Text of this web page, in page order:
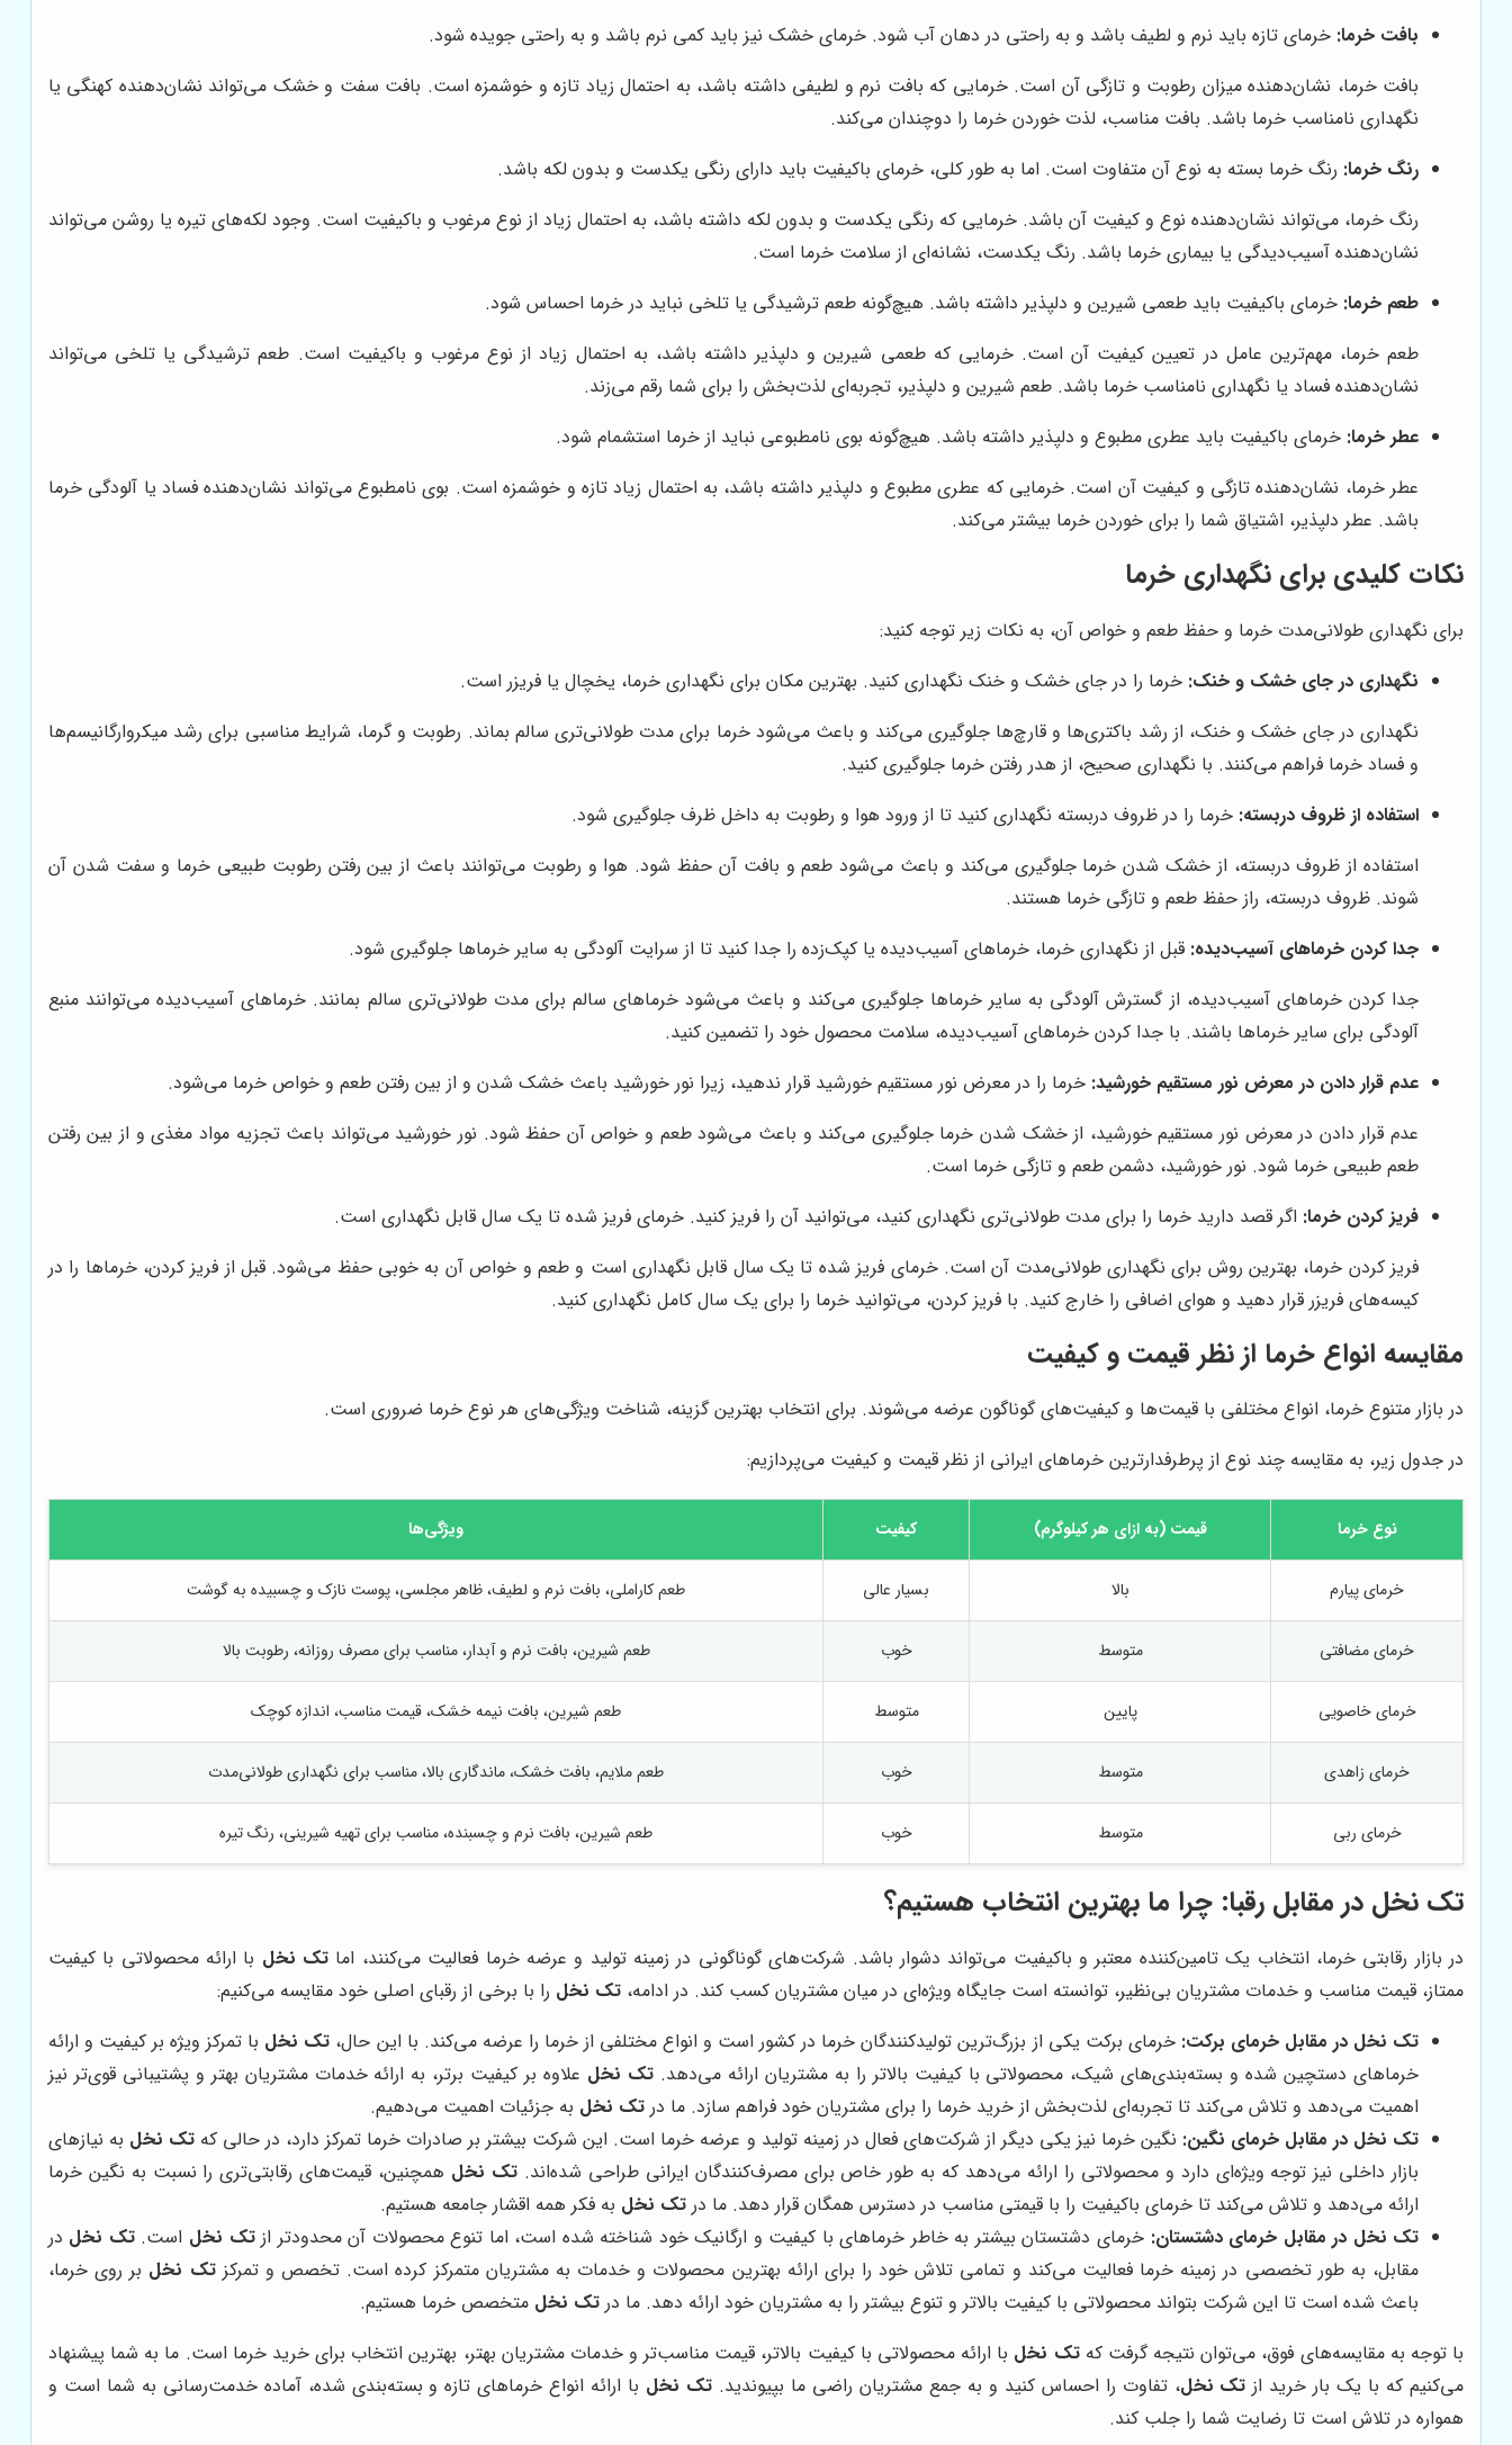
بافت خرما: خرمای تازه باید نرم و لطیف باشد و به راحتی در دهان آب شود. خرمای خشک نیز باید کمی نرم باشد و به راحتی جویده شود.
بافت خرما، نشان‌دهنده میزان رطوبت و تازگی آن است. خرمایی که بافت نرم و لطیفی داشته باشد، به احتمال زیاد تازه و خوشمزه است. بافت سفت و خشک می‌تواند نشان‌دهنده کهنگی یا
نگهداری نامناسب خرما باشد. بافت مناسب، لذت خوردن خرما را دوچندان می‌کند.
رنگ خرما: رنگ خرما بسته به نوع آن متفاوت است. اما به طور کلی، خرمای باکیفیت باید دارای رنگی یکدست و بدون لکه باشد.
رنگ خرما، می‌تواند نشان‌دهنده نوع و کیفیت آن باشد. خرمایی که رنگی یکدست و بدون لکه داشته باشد، به احتمال زیاد از نوع مرغوب و باکیفیت است. وجود لکه‌های تیره یا روشن می‌تواند
نشان‌دهنده آسیب‌دیدگی یا بیماری خرما باشد. رنگ یکدست، نشانه‌ای از سلامت خرما است.
طعم خرما: خرمای باکیفیت باید طعمی شیرین و دلپذیر داشته باشد. هیچ‌گونه طعم ترشیدگی یا تلخی نباید در خرما احساس شود.
طعم خرما، مهم‌ترین عامل در تعیین کیفیت آن است. خرمایی که طعمی شیرین و دلپذیر داشته باشد، به احتمال زیاد از نوع مرغوب و باکیفیت است. طعم ترشیدگی یا تلخی می‌تواند
نشان‌دهنده فساد یا نگهداری نامناسب خرما باشد. طعم شیرین و دلپذیر، تجربه‌ای لذت‌بخش را برای شما رقم می‌زند.
عطر خرما: خرمای باکیفیت باید عطری مطبوع و دلپذیر داشته باشد. هیچ‌گونه بوی نامطبوعی نباید از خرما استشمام شود.
عطر خرما، نشان‌دهنده تازگی و کیفیت آن است. خرمایی که عطری مطبوع و دلپذیر داشته باشد، به احتمال زیاد تازه و خوشمزه است. بوی نامطبوع می‌تواند نشان‌دهنده فساد یا آلودگی خرما
باشد. عطر دلپذیر، اشتیاق شما را برای خوردن خرما بیشتر می‌کند.
نکات کلیدی برای نگهداری خرما
برای نگهداری طولانی‌مدت خرما و حفظ طعم و خواص آن، به نکات زیر توجه کنید:
نگهداری در جای خشک و خنک: خرما را در جای خشک و خنک نگهداری کنید. بهترین مکان برای نگهداری خرما، یخچال یا فریزر است.
نگهداری در جای خشک و خنک، از رشد باکتری‌ها و قارچ‌ها جلوگیری می‌کند و باعث می‌شود خرما برای مدت طولانی‌تری سالم بماند. رطوبت و گرما، شرایط مناسبی برای رشد میکروارگانیسم‌ها
و فساد خرما فراهم می‌کنند. با نگهداری صحیح، از هدر رفتن خرما جلوگیری کنید.
استفاده از ظروف دربسته: خرما را در ظروف دربسته نگهداری کنید تا از ورود هوا و رطوبت به داخل ظرف جلوگیری شود.
استفاده از ظروف دربسته، از خشک شدن خرما جلوگیری می‌کند و باعث می‌شود طعم و بافت آن حفظ شود. هوا و رطوبت می‌توانند باعث از بین رفتن رطوبت طبیعی خرما و سفت شدن آن
شوند. ظروف دربسته، راز حفظ طعم و تازگی خرما هستند.
جدا کردن خرماهای آسیب‌دیده: قبل از نگهداری خرما، خرماهای آسیب‌دیده یا کپک‌زده را جدا کنید تا از سرایت آلودگی به سایر خرماها جلوگیری شود.
جدا کردن خرماهای آسیب‌دیده، از گسترش آلودگی به سایر خرماها جلوگیری می‌کند و باعث می‌شود خرماهای سالم برای مدت طولانی‌تری سالم بمانند. خرماهای آسیب‌دیده می‌توانند منبع
آلودگی برای سایر خرماها باشند. با جدا کردن خرماهای آسیب‌دیده، سلامت محصول خود را تضمین کنید.
عدم قرار دادن در معرض نور مستقیم خورشید: خرما را در معرض نور مستقیم خورشید قرار ندهید، زیرا نور خورشید باعث خشک شدن و از بین رفتن طعم و خواص خرما می‌شود.
عدم قرار دادن در معرض نور مستقیم خورشید، از خشک شدن خرما جلوگیری می‌کند و باعث می‌شود طعم و خواص آن حفظ شود. نور خورشید می‌تواند باعث تجزیه مواد مغذی و از بین رفتن
طعم طبیعی خرما شود. نور خورشید، دشمن طعم و تازگی خرما است.
فریز کردن خرما: اگر قصد دارید خرما را برای مدت طولانی‌تری نگهداری کنید، می‌توانید آن را فریز کنید. خرمای فریز شده تا یک سال قابل نگهداری است.
فریز کردن خرما، بهترین روش برای نگهداری طولانی‌مدت آن است. خرمای فریز شده تا یک سال قابل نگهداری است و طعم و خواص آن به خوبی حفظ می‌شود. قبل از فریز کردن، خرماها را در
کیسه‌های فریزر قرار دهید و هوای اضافی را خارج کنید. با فریز کردن، می‌توانید خرما را برای یک سال کامل نگهداری کنید.
مقایسه انواع خرما از نظر قیمت و کیفیت
در بازار متنوع خرما، انواع مختلفی با قیمت‌ها و کیفیت‌های گوناگون عرضه می‌شوند. برای انتخاب بهترین گزینه، شناخت ویژگی‌های هر نوع خرما ضروری است.
در جدول زیر، به مقایسه چند نوع از پرطرفدارترین خرماهای ایرانی از نظر قیمت و کیفیت می‌پردازیم:
نوع خرما قیمت (به ازای هر کیلوگرم) کیفیت ویژگی‌ها
خرمای پیارم بالا بسیار عالی طعم کاراملی، بافت نرم و لطیف، ظاهر مجلسی، پوست نازک و چسبیده به گوشت
خرمای مضافتی متوسط خوب طعم شیرین، بافت نرم و آبدار، مناسب برای مصرف روزانه، رطوبت بالا
خرمای خاصویی پایین متوسط طعم شیرین، بافت نیمه خشک، قیمت مناسب، اندازه کوچک
خرمای زاهدی متوسط خوب طعم ملایم، بافت خشک، ماندگاری بالا، مناسب برای نگهداری طولانی‌مدت
خرمای ربی متوسط خوب طعم شیرین، بافت نرم و چسبنده، مناسب برای تهیه شیرینی، رنگ تیره
تک نخل در مقابل رقبا: چرا ما بهترین انتخاب هستیم؟
در بازار رقابتی خرما، انتخاب یک تامین‌کننده معتبر و باکیفیت می‌تواند دشوار باشد. شرکت‌های گوناگونی در زمینه تولید و عرضه خرما فعالیت می‌کنند، اما تک نخل با ارائه محصولاتی با کیفیت
ممتاز، قیمت مناسب و خدمات مشتریان بی‌نظیر، توانسته است جایگاه ویژه‌ای در میان مشتریان کسب کند. در ادامه، تک نخل را با برخی از رقبای اصلی خود مقایسه می‌کنیم:
تک نخل در مقابل خرمای برکت: خرمای برکت یکی از بزرگ‌ترین تولیدکنندگان خرما در کشور است و انواع مختلفی از خرما را عرضه می‌کند. با این حال، تک نخل با تمرکز ویژه بر کیفیت و ارائه
خرماهای دستچین شده و بسته‌بندی‌های شیک، محصولاتی با کیفیت بالاتر را به مشتریان ارائه می‌دهد. تک نخل علاوه بر کیفیت برتر، به ارائه خدمات مشتریان بهتر و پشتیبانی قوی‌تر نیز
اهمیت می‌دهد و تلاش می‌کند تا تجربه‌ای لذت‌بخش از خرید خرما را برای مشتریان خود فراهم سازد. ما در تک نخل به جزئیات اهمیت می‌دهیم.
تک نخل در مقابل خرمای نگین: نگین خرما نیز یکی دیگر از شرکت‌های فعال در زمینه تولید و عرضه خرما است. این شرکت بیشتر بر صادرات خرما تمرکز دارد، در حالی که تک نخل به نیازهای
بازار داخلی نیز توجه ویژه‌ای دارد و محصولاتی را ارائه می‌دهد که به طور خاص برای مصرف‌کنندگان ایرانی طراحی شده‌اند. تک نخل همچنین، قیمت‌های رقابتی‌تری را نسبت به نگین خرما
ارائه می‌دهد و تلاش می‌کند تا خرمای باکیفیت را با قیمتی مناسب در دسترس همگان قرار دهد. ما در تک نخل به فکر همه اقشار جامعه هستیم.
تک نخل در مقابل خرمای دشتستان: خرمای دشتستان بیشتر به خاطر خرماهای با کیفیت و ارگانیک خود شناخته شده است، اما تنوع محصولات آن محدودتر ازتک نخل است.تک نخل در
مقابل، به طور تخصصی در زمینه خرما فعالیت می‌کند و تمامی تلاش خود را برای ارائه بهترین محصولات و خدمات به مشتریان متمرکز کرده است. تخصص و تمرکزتک نخل بر روی خرما،
باعث شده است تا این شرکت بتواند محصولاتی با کیفیت بالاتر و تنوع بیشتر را به مشتریان خود ارائه دهد. ما در تک نخل متخصص خرما هستیم.
با توجه به مقایسه‌های فوق، می‌توان نتیجه گرفت کهتک نخل با ارائه محصولاتی با کیفیت بالاتر، قیمت مناسب‌تر و خدمات مشتریان بهتر، بهترین انتخاب برای خرید خرما است. ما به شما پیشنهاد
می‌کنیم که با یک بار خرید از تک نخل، تفاوت را احساس کنید و به جمع مشتریان راضی ما بپیوندید. تک نخل با ارائه انواع خرماهای تازه و بسته‌بندی شده، آماده خدمت‌رسانی به شما است و
همواره در تلاش است تا رضایت شما را جلب کند.